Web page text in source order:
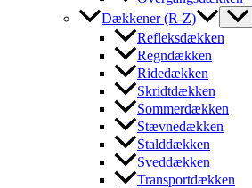
Dækkener (R-Z)
Refleksdækken
Regndækken
Ridedækken
Skridtdækken
Sommerdækken
Stævnedækken
Stalddækken
Sveddækken
Transportdækken